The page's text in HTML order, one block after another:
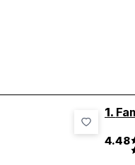
1.
4.48